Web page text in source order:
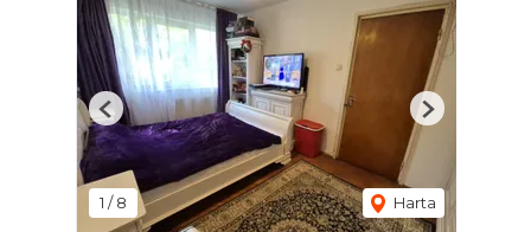
1 /8 Harta
Previous Next